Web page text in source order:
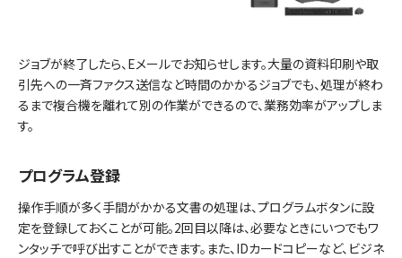
ジョブが終了したら、Eメールでお知らせします。大量の資料印刷や取
引先への一斉ファクス送信など時間のかかるジョブでも、処理が終わ
るまで複合機を離れて別の作業ができるので、業務効率がアップしま
す。
プログラム登録
操作手順が多く手間がかかる文書の処理は、プログラムボタンに設
定を登録しておくことが可能。2回目以降は、必要なときにいつでもワ
ンタッチで呼び出すことができます。また、IDカードコピーなど、ビジネ